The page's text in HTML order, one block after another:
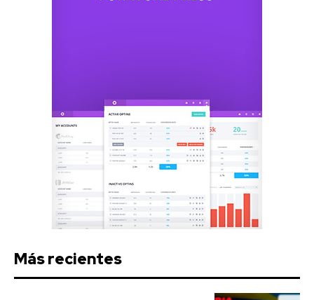
Más recientes